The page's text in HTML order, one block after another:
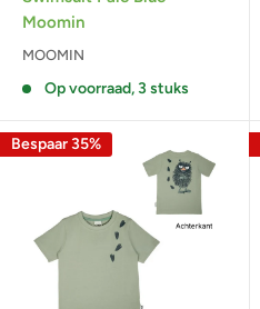
Moomin
MOOMIN
Op voorraad, 3 stuks
Bespaar 35%